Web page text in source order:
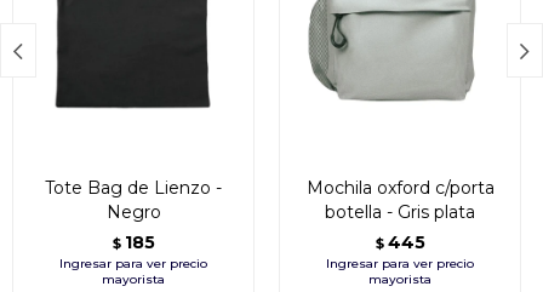
Tote Bag de Lienzo -
Negro
$ 185
Mochila oxford c/porta
botella - Gris plata
$ 445
 